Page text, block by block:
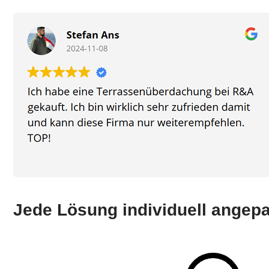
Jede Lösung individuell